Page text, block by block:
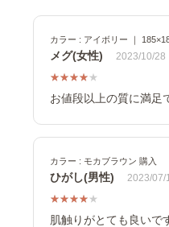
カラー : アイボリー ｜
メグ(女性) 2023/10/28
お値段以上の質に満足
カラー : モカブラウン 購入
ひがし(男性) 2023/07/
肌触りがとても良いで